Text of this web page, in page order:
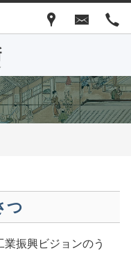
つ
振興ビジョンのう